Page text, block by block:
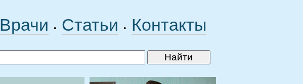
Врачи • Статьи • Контакты